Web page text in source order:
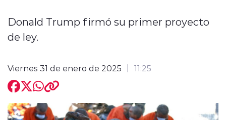
Entrevistas
modo claro
Donald Trump firmó su primer proyecto
de ley.
Viernes 31 de enero de 2025 11:25